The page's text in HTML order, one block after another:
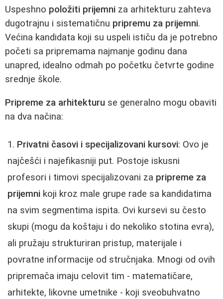
Uspeshno položiti prijemni za arhitekturu zahteva
dugotrajnu i sistematičnu pripremu za prijemni.
Većina kandidata koji su uspeli ističu da je potrebno
početi sa pripremama najmanje godinu dana
unapred, idealno odmah po početku četvrte godine
srednje škole.
Pripreme za arhitekturu se generalno mogu obaviti
na dva načina:
Privatni časovi i specijalizovani kursovi: Ovo je
najčešći i najefikasniji put. Postoje iskusni
profesori i timovi specijalizovani za pripreme za
prijemni koji kroz male grupe rade sa kandidatima
na svim segmentima ispita. Ovi kursevi su često
skupi (mogu da koštaju i do nekoliko stotina evra),
ali pružaju strukturiran pristup, materijale i
povratne informacije od stručnjaka. Mnogi od ovih
pripremača imaju celovit tim - matematičare,
arhitekte, likovne umetnike - koji sveobuhvatno